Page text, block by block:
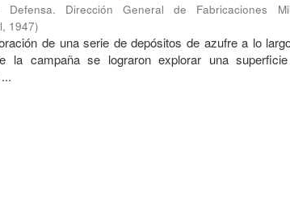
Defensa. Dirección General de Fabricaciones
, 1947)
de una serie de depósitos de azufre a lo
la campaña se lograron explorar una